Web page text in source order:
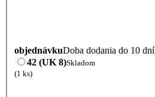
objednávkuDoba dodania do 10 dní
42 (UK 8)Skladom
(1 ks)